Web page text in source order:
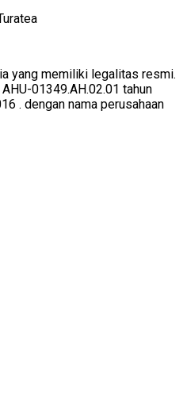
yang memiliki legalitas resmi.
01349.AH.02.01 tahun
. dengan nama perusahaan